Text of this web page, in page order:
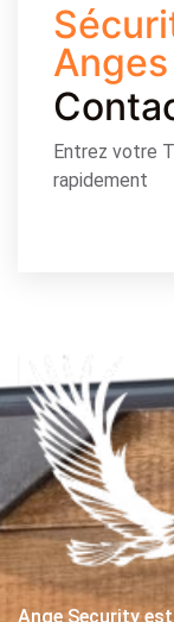
Anges
Entrez votre
rapidement
Ange Security